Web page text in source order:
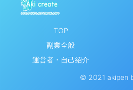
TOP
副業全般
運営者・自己紹介
© 2021 akipen